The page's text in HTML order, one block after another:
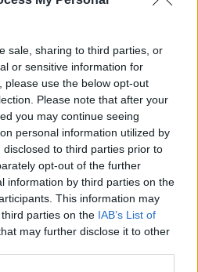
sale, sharing to third parties, or
or sensitive information for
please use the below opt-out
Please note that after your
you may continue seeing
personal information utilized by
to third parties prior to
opt-out of the further
information by third parties on the
This information may
parties on the IAB’s List of
may further disclose it to other
a hamisítatlan szolnoki
amelyet generációk óta
ma is próbálnak otthon